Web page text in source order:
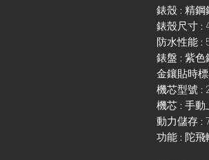
錶殼 : 精
錶殼尺寸 :
防水性能 :
錶盤 : 紫色
金鑲貼時標
機芯型號 :
機芯 : 手動
動力儲存 :
功能 : 陀飛